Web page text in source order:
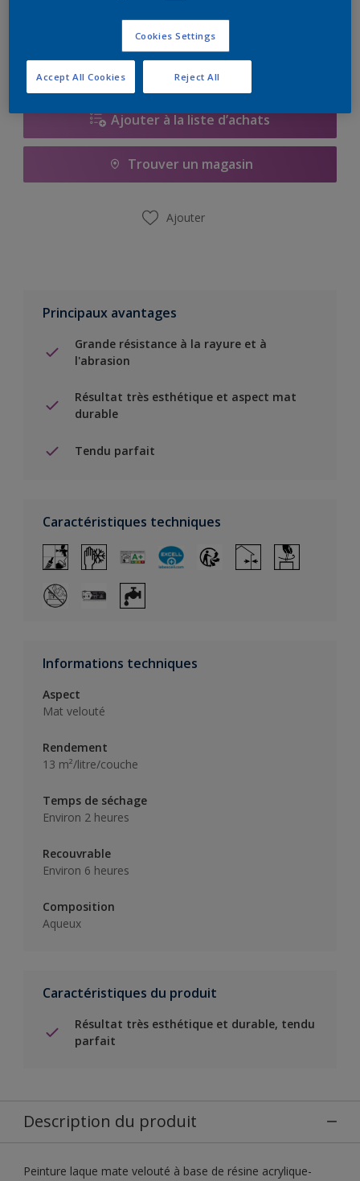
Calculer
Ajouter à la liste d’achats
Trouver un magasin
Ajouter
Principaux avantages
Grande résistance à la rayure et à
l'abrasion
Résultat très esthétique et aspect mat
durable
Tendu parfait
Caractéristiques techniques
Informations techniques
Aspect
Mat velouté
Rendement
13 m²/litre/couche
Temps de séchage
Environ 2 heures
Recouvrable
Environ 6 heures
Composition
Aqueux
Caractéristiques du produit
Résultat très esthétique et durable, tendu
parfait
Description du produit
Peinture laque mate velouté à base de résine acrylique-
Cookies Settings
Reject All
Accept All Cookies